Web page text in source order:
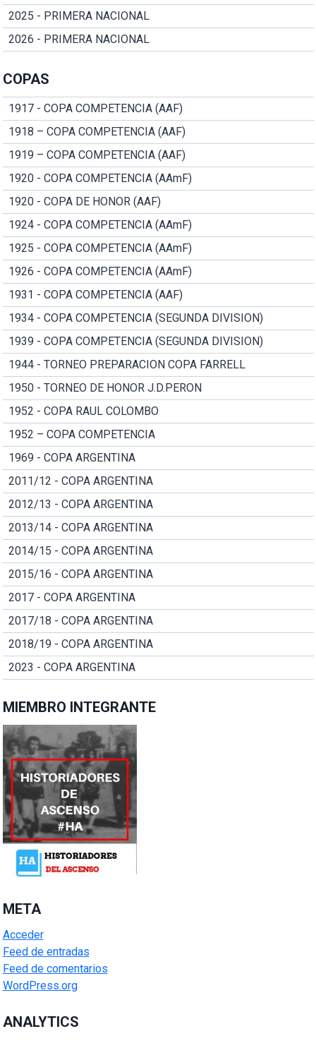
2025 - PRIMERA NACIONAL
2026 - PRIMERA NACIONAL
COPAS
1917 - COPA COMPETENCIA (AAF)
1918 – COPA COMPETENCIA (AAF)
1919 – COPA COMPETENCIA (AAF)
1920 - COPA COMPETENCIA (AAmF)
1920 - COPA DE HONOR (AAF)
1924 - COPA COMPETENCIA (AAmF)
1925 - COPA COMPETENCIA (AAmF)
1926 - COPA COMPETENCIA (AAmF)
1931 - COPA COMPETENCIA (AAF)
1934 - COPA COMPETENCIA (SEGUNDA DIVISION)
1939 - COPA COMPETENCIA (SEGUNDA DIVISION)
1944 - TORNEO PREPARACION COPA FARRELL
1950 - TORNEO DE HONOR J.D.PERON
1952 - COPA RAUL COLOMBO
1952 – COPA COMPETENCIA
1969 - COPA ARGENTINA
2011/12 - COPA ARGENTINA
2012/13 - COPA ARGENTINA
2013/14 - COPA ARGENTINA
2014/15 - COPA ARGENTINA
2015/16 - COPA ARGENTINA
2017 - COPA ARGENTINA
2017/18 - COPA ARGENTINA
2018/19 - COPA ARGENTINA
2023 - COPA ARGENTINA
MIEMBRO INTEGRANTE
META
Acceder
Feed de entradas
Feed de comentarios
WordPress.org
ANALYTICS